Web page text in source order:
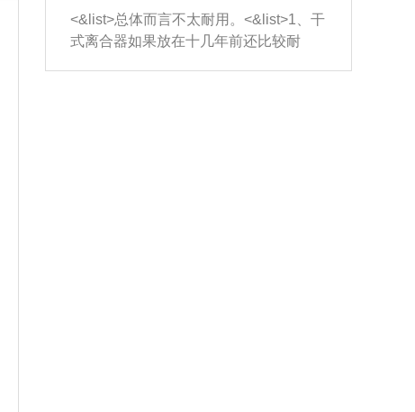
催化器得到清洗，排气管堵塞的情况就
能够得到解决。
机油粘度过小的话，同样会有烧机油现
象，机油粘度过小具有很好的流动性，
店；<&list>2.车辆半轴套管防尘罩破
裂，破裂后会出现漏油现象，使半轴磨
损严重，磨损的半轴容易损坏，产生异
响；<&list>3.稳定器的转向胶套和球头
<&list>总体而言不太耐用。<&list>1、干
式离合器如果放在十几年前还比较耐